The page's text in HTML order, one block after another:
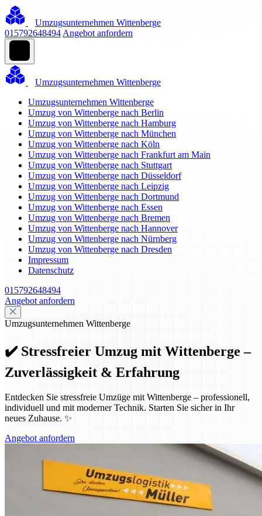
Umzugsunternehmen Wittenberge
015792648494 Angebot anfordern
Umzugsunternehmen Wittenberge
Umzugsunternehmen Wittenberge
Umzug von Wittenberge nach Berlin
Umzug von Wittenberge nach Hamburg
Umzug von Wittenberge nach München
Umzug von Wittenberge nach Köln
Umzug von Wittenberge nach Frankfurt am Main
Umzug von Wittenberge nach Stuttgart
Umzug von Wittenberge nach Düsseldorf
Umzug von Wittenberge nach Leipzig
Umzug von Wittenberge nach Dortmund
Umzug von Wittenberge nach Essen
Umzug von Wittenberge nach Bremen
Umzug von Wittenberge nach Hannover
Umzug von Wittenberge nach Nürnberg
Umzug von Wittenberge nach Dresden
Impressum
Datenschutz
015792648494
Angebot anfordern
Umzugsunternehmen Wittenberge
✔️ Stressfreier Umzug mit Wittenberge –
Zuverlässigkeit & Erfahrung
Entdecken Sie stressfreie Umzüge mit Wittenberge – professionell,
individuell und mit moderner Technik. Starten Sie sicher in Ihr
neues Zuhause. ✨
Angebot anfordern